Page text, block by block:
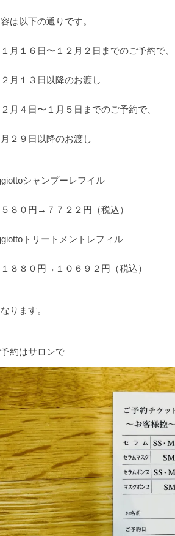
は以下の通りです。
１月１６日〜１２月２日までのご予約で、
２月１３日以降のお渡し
２月４日〜１月５日までのご予約で、
月２９日以降のお渡し
シャンプーレフイル
５８０円→７７２２円（税込）
トリートメントレフィル
１８８０円→１０６９２円（税込）
ります。
約はサロンで